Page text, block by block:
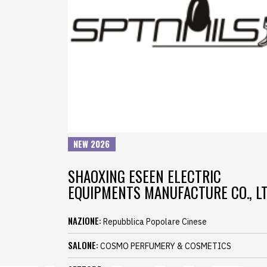
NEW 2026
SHAOXING ESEEN ELECTRIC
EQUIPMENTS MANUFACTURE CO.,
NAZIONE: Repubblica Popolare Cinese
SALONE: COSMO PERFUMERY & COSMETICS